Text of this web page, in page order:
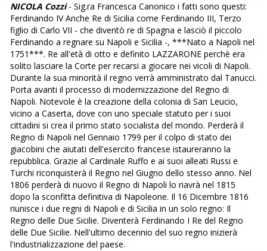
NICOLA Cozzi- Sig.ra Francesca Canonico i fatti sono questi:
Ferdinando IV Anche Re di Sicilia come Ferdinando III, Terzo
figlio di Carlo VII - che diventò re di Spagna e lasciò il piccolo
Ferdinando a regnare su Napoli e Sicilia -, ***Nato a Napoli nel
1751***. Re all'età di otto e definito LAZZARONE perchè era
solito lasciare la Corte per recarsi a giocare nei vicoli di Napoli.
Durante la sua minorità il regno verrà amministrato dal Tanucci.
Porta avanti il processo di modernizzazione del Regno di
Napoli. Notevole è la creazione della colonia di San Leucio,
vicino a Caserta, dove con uno speciale statuto per i suoi
cittadini si crea il primo stato socialista del mondo. Perderà il
Regno di Napoli nel Gennaio 1799 per il colpo di stato dei
giacobini che aiutati dell'esercito francese istaureranno la
repubblica. Grazie al Cardinale Ruffo e ai suoi alleati Russi e
Turchi riconquisterà il Regno nel Giugno dello stesso anno. Nel
1806 perderà di nuovo il Regno di Napoli lo riavrà nel 1815
dopo la sconfitta definitiva di Napoleone. Il 16 Dicembre 1816
riunisce i due regni di Napoli e di Sicilia in un solo regno: Il
Regno delle Due Sicilie. Diventerà Ferdinando I Re del Regno
delle Due Sicilie. Nell'ultimo decennio del suo regno inizierà
l'industrializzazione del paese.